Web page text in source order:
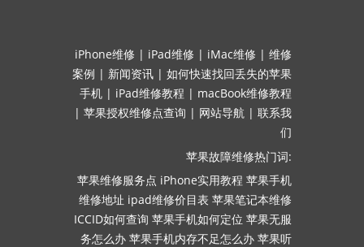
iPhone维修 | iPad维修 | iMac维修 | 维修
案例 | 新闻资讯 | 如何快速找回丢失的苹果
手机 | iPad维修教程 | macBook维修教程
| 苹果授权维修点查询 | 网站导航 | 联系我
们
苹果故障维修热门词:
苹果维修服务点 iPhone实用教程 苹果手机
维修地址 ipad维修价目表 苹果笔记本维修
ICCID如何查询 苹果手机如何定位 苹果无服
务怎么办 苹果手机内存不足怎么办 苹果听